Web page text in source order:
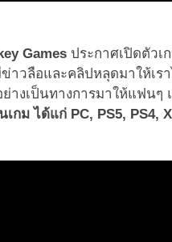
Games ประกาศเปิดตัวเ
าวลือและคลิปหลุดมาให้เร
างเป็นทางการมาให้แฟนๆ
กม ได้แก่ PC, PS5, PS4,